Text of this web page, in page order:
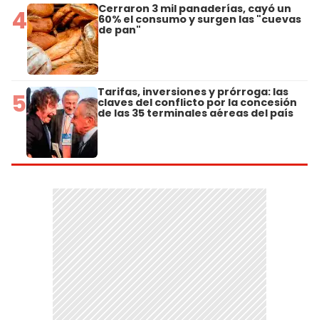
4 Cerraron 3 mil panaderías, cayó un
60% el consumo y surgen las "cuevas
de pan"
5 Tarifas, inversiones y prórroga: las
claves del conflicto por la concesión
de las 35 terminales aéreas del país